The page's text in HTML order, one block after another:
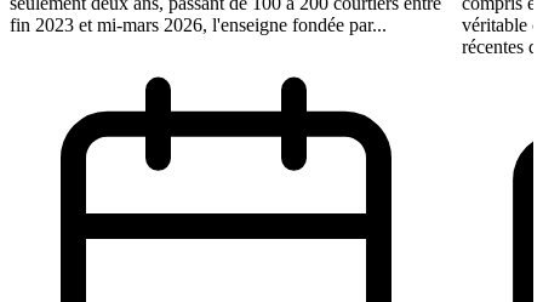
fin 2023 et mi-mars 2026, l'enseigne fondée par...
véritable
récentes